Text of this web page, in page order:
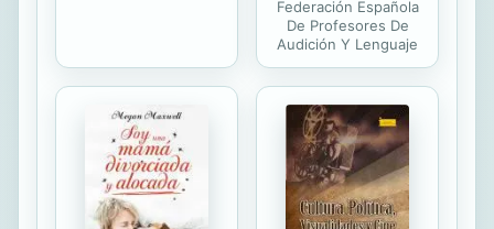
Federación Española
De Profesores De
Audición Y Lenguaje